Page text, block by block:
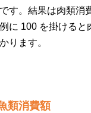
す。結果は肉類消
に 100 を掛けると
ります。
類消費額